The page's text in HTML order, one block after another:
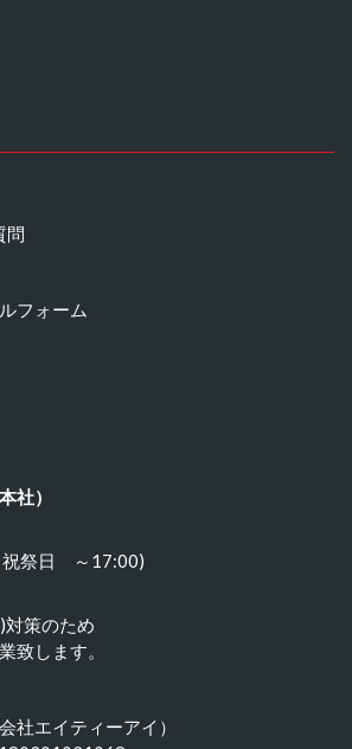
問
フォーム
社）
祭日 ～17:00)
策のため
致します。
エイティーアイ）